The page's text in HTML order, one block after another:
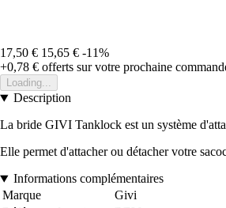
17,50 € 15,65 € -11%
+0,78 € offerts sur votre prochaine
Loading...
Description
La bride GIVI Tanklock est un système
Elle permet d'attacher ou détacher votre
Informations complémentaires
Marque
Givi